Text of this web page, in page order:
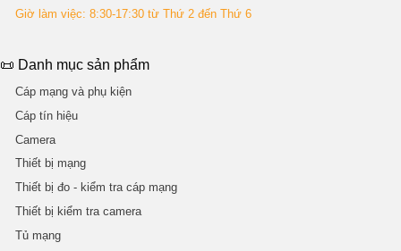
Giờ làm việc: 8:30-17:30 từ Thứ 2 đến Thứ 6
📜 Danh mục sản phẩm
Cáp mạng và phụ kiện
Cáp tín hiệu
Camera
Thiết bị mạng
Thiết bị đo - kiểm tra cáp mạng
Thiết bị kiểm tra camera
Tủ mạng